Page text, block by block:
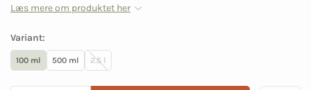
Læs mere om produktet her
Variant:
100 ml 500 ml 2.5 l